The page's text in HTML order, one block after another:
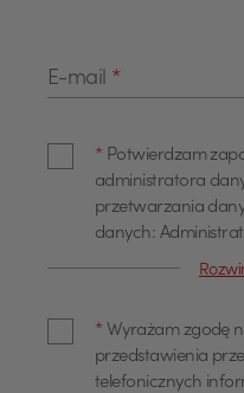
E-mail *
* Potwierdzam
administratora
przetwarzania
danych:
Kasa Opieki
skontaktować
* Wyrażam zgodę
przedstawienia
telefonicznych